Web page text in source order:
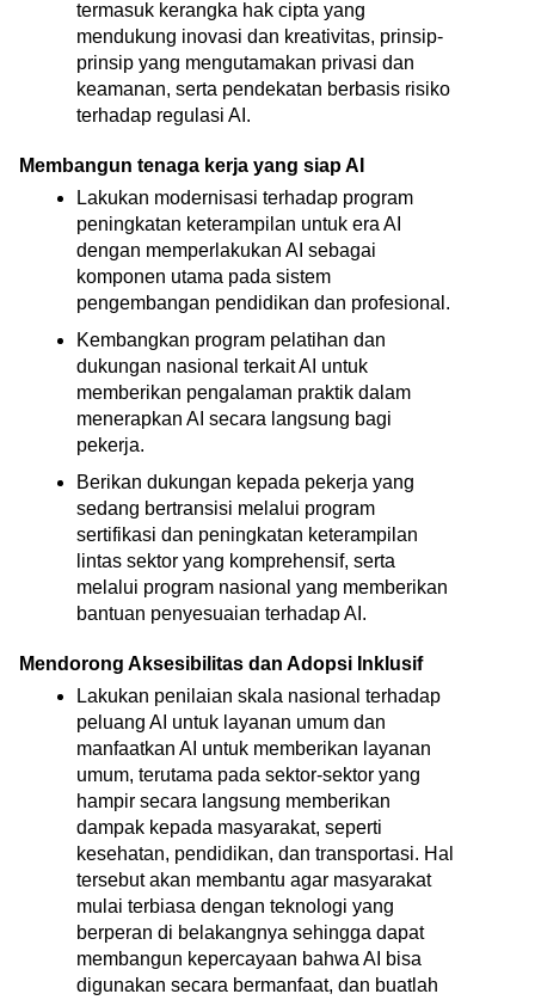
termasuk kerangka hak cipta yang
mendukung inovasi dan kreativitas, prinsip-
prinsip yang mengutamakan privasi dan
keamanan, serta pendekatan berbasis risiko
terhadap regulasi AI.
Membangun tenaga kerja yang siap AI
Lakukan modernisasi terhadap program
peningkatan keterampilan untuk era AI
dengan memperlakukan AI sebagai
komponen utama pada sistem
pengembangan pendidikan dan profesional.
Kembangkan program pelatihan dan
dukungan nasional terkait AI untuk
memberikan pengalaman praktik dalam
menerapkan AI secara langsung bagi
pekerja.
Berikan dukungan kepada pekerja yang
sedang bertransisi melalui program
sertifikasi dan peningkatan keterampilan
lintas sektor yang komprehensif, serta
melalui program nasional yang memberikan
bantuan penyesuaian terhadap AI.
Mendorong Aksesibilitas dan Adopsi Inklusif
Lakukan penilaian skala nasional terhadap
peluang AI untuk layanan umum dan
manfaatkan AI untuk memberikan layanan
umum, terutama pada sektor-sektor yang
hampir secara langsung memberikan
dampak kepada masyarakat, seperti
kesehatan, pendidikan, dan transportasi. Hal
tersebut akan membantu agar masyarakat
mulai terbiasa dengan teknologi yang
berperan di belakangnya sehingga dapat
membangun kepercayaan bahwa AI bisa
digunakan secara bermanfaat, dan buatlah